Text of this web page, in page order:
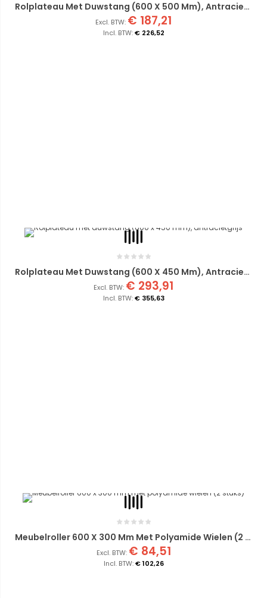
Rolplateau Met Duwstang (600 X 500 Mm), Antracietgrijs
€ 226,52
€ 187,21
Rolplateau Met Duwstang (600 X 450 Mm), Antracietgrijs
€ 355,63
€ 293,91
Meubelroller 600 X 300 Mm Met Polyamide Wielen (2 Stuks)
€ 102,26
€ 84,51